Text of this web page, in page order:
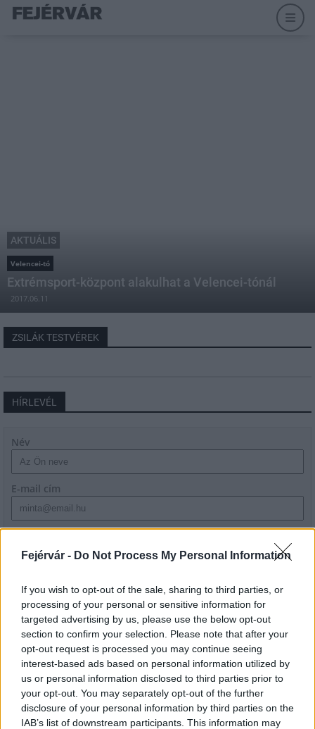
Fejérvár - Do Not Process My Personal Information
If you wish to opt-out of the sale, sharing to third parties, or
processing of your personal or sensitive information for
targeted advertising by us, please use the below opt-out
section to confirm your selection. Please note that after your
opt-out request is processed you may continue seeing
interest-based ads based on personal information utilized by
us or personal information disclosed to third parties prior to
your opt-out. You may separately opt-out of the further
disclosure of your personal information by third parties on the
IAB’s list of downstream participants. This information may
AKTUÁLIS
Velencei-tó
Extrémsport-központ alakulhat a Velencei-tónál
2017.06.11
ZSILÁK TESTVÉREK
HÍRLEVÉL
Név
E-mail cím
szabályzatot!
LEGFRISSEBB
Országos hírek
Megérkezett az eső a Duna vízgyűjtőjére